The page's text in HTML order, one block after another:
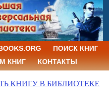
ПОИСК КНИГ
КНИГ
КОНТАКТЫ
КНИГУ В БИБЛИОТЕКЕ